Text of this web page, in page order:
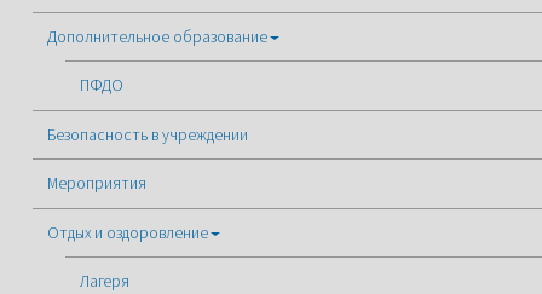
Дополнительное образование
ПФДО
Безопасность в учреждении
Мероприятия
Отдых и оздоровление
Лагеря